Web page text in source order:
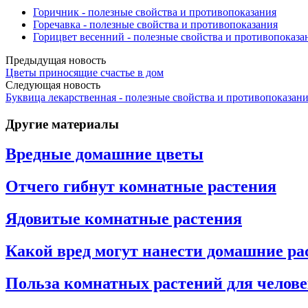
Горичник - полезные свойства и противопоказания
Горечавка - полезные свойства и противопоказания
Горицвет весенний - полезные свойства и
Предыдущая новость
Цветы приносящие счастье в дом
Следующая новость
Буквица лекарственная - полезные свойства и
Другие материалы
Вредные домашние цветы
Отчего гибнут комнатные растения
Ядовитые комнатные растения
Какой вред могут нанести домашние
Польза комнатных растений для